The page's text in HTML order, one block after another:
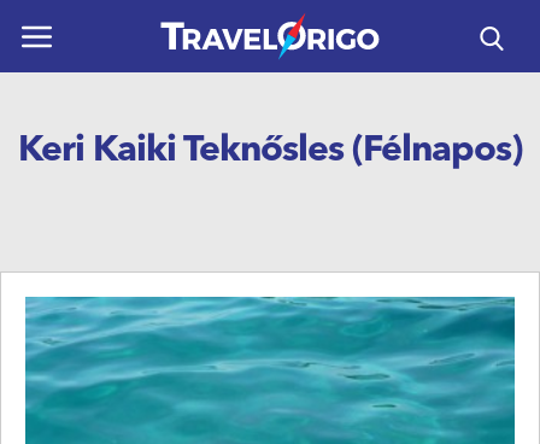
UTAZÁSOK
NAPTÁR
KAPCSOLAT
HASZNOS
Keri Kaiki Teknősles (félnapos)